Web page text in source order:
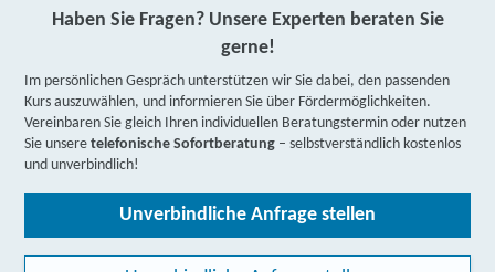
Haben Sie Fragen? Unsere Experten beraten Sie
gerne!
Im persönlichen Gespräch unterstützen wir Sie dabei, den passenden
Kurs auszuwählen, und informieren Sie über Fördermöglichkeiten.
Vereinbaren Sie gleich Ihren individuellen Beratungstermin oder nutzen
Sie unseretelefonische Sofortberatung – selbstverständlich kostenlos
und unverbindlich!
Unverbindliche Anfrage stellen